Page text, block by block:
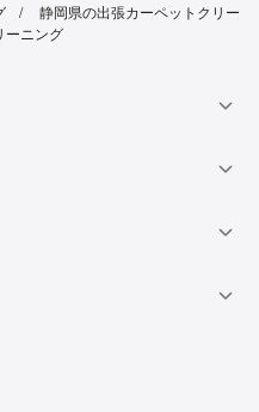
静岡県の出張カーペットクリー
ーニング